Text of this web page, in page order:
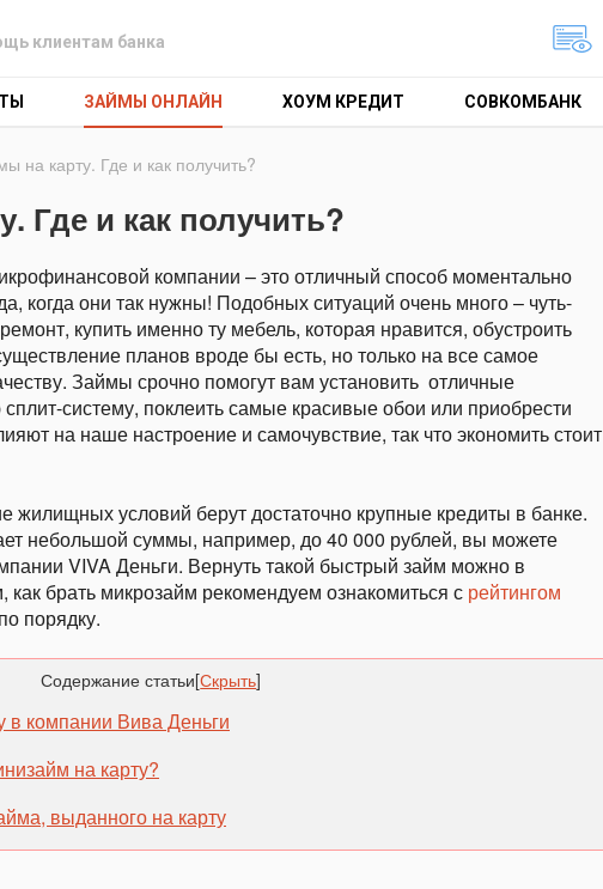
клиентам банка
ЗАЙМЫ ОНЛАЙН ХОУМ КРЕДИТ СОВКОМБАНК
на карту. Где и как получить?
Где и как получить?
компании – это отличный способ моментально
когда они так нужны! Подобных ситуаций очень много – чуть-
купить именно ту мебель, которая нравится, обустроить
планов вроде бы есть, но только на все самое
Займы срочно помогут вам установить отличные
систему, поклеить самые красивые обои или приобрести
на наше настроение и самочувствие, так что экономить стоит
жилищных условий берут достаточно крупные кредиты в банке.
небольшой суммы, например, до 40 000 рублей, вы можете
VIVAДеньги. Вернуть такой быстрый займ можно в
брать микрозайм рекомендуем ознакомиться с рейтингом
порядку.
Содержание статьи[Скрыть]
в компании Вива Деньги
на карту?
выданного на карту